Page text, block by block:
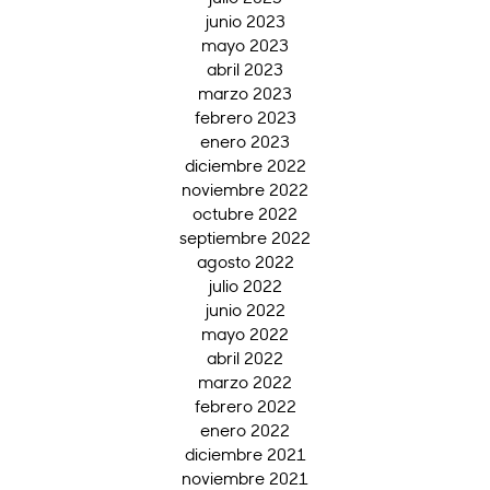
junio 2023
mayo 2023
abril 2023
marzo 2023
febrero 2023
enero 2023
diciembre 2022
noviembre 2022
octubre 2022
septiembre 2022
agosto 2022
julio 2022
junio 2022
mayo 2022
abril 2022
marzo 2022
febrero 2022
enero 2022
diciembre 2021
noviembre 2021